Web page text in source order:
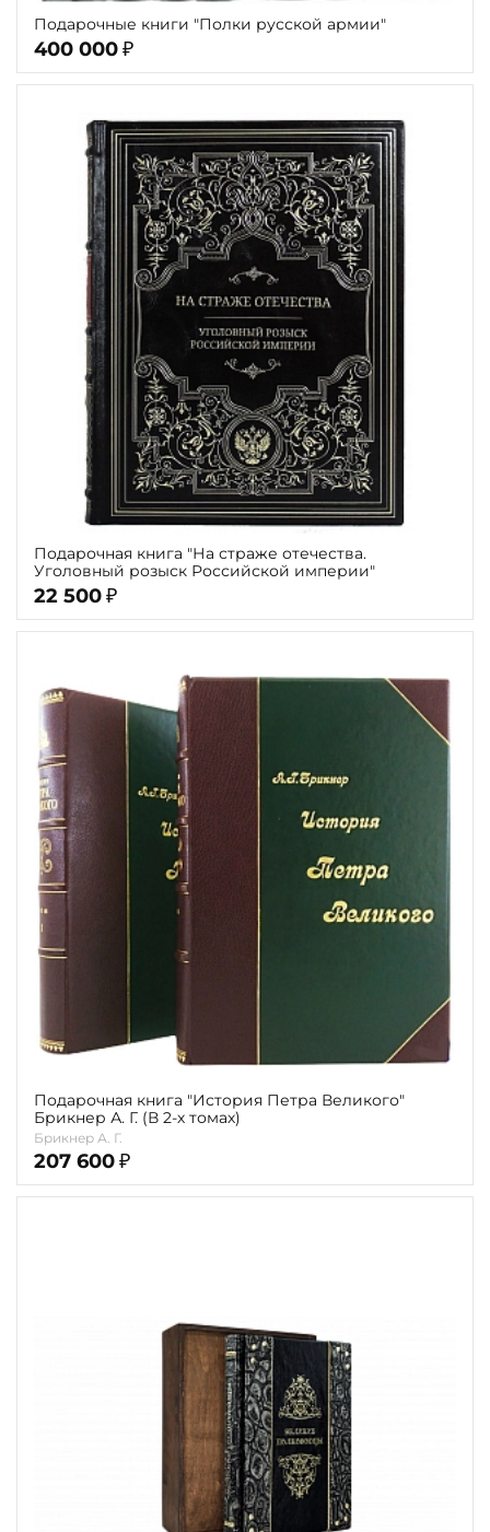
Подарочные книги "Полки русской армии"
400 000 ₽
Подарочная книга "На страже отечества.
Уголовный розыск Российской империи"
22 500 ₽
Подарочная книга "История Петра Великого"
Брикнер А. Г. (В 2-х томах)
Брикнер А. Г.
207 600 ₽